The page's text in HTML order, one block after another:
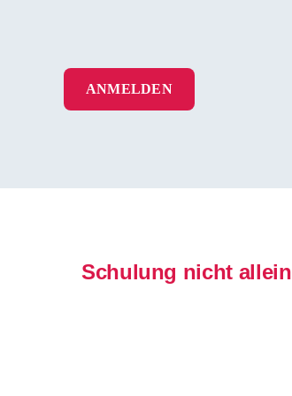
ANMELDEN
Schulung nicht